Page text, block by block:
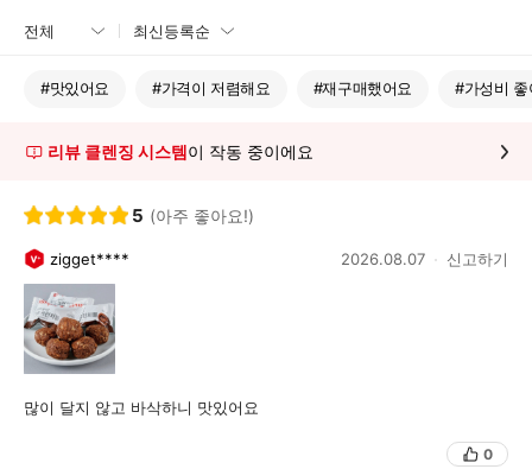
#맛있어요 #가격이 저렴해요 #재구매했어요 #가성비 좋
리뷰 클렌징 시스템이 작동 중이에요
5 (아주 좋아요!)
zigget**** 2026.08.07 신고하기
많이 달지 않고 바삭하니 맛있어요
0